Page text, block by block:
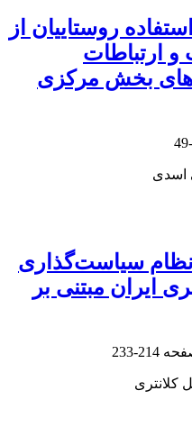
روستاییان از
ارتباطات
بخش مرکزی
اسدی
نظام سیاست‌گذاری
ایران مبتنی بر
214-233
کلانتری